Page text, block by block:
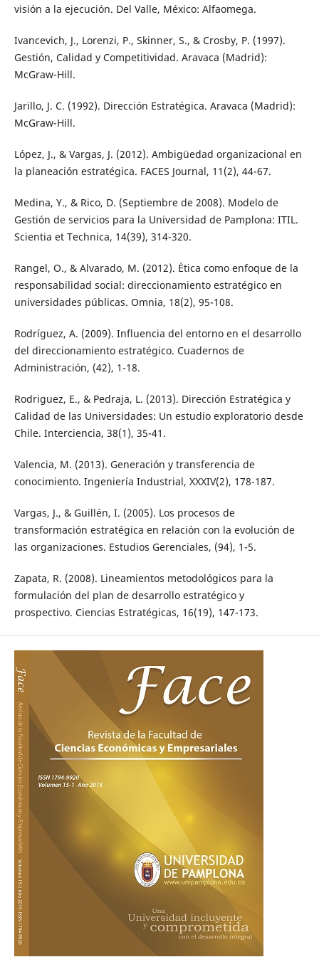
visión a la ejecución. Del Valle, México: Alfaomega.
Ivancevich, J., Lorenzi, P., Skinner, S., & Crosby, P. (1997).
Gestión, Calidad y Competitividad. Aravaca (Madrid):
McGraw-Hill.
Jarillo, J. C. (1992). Dirección Estratégica. Aravaca (Madrid):
McGraw-Hill.
López, J., & Vargas, J. (2012). Ambigüedad organizacional en
la planeación estratégica. FACES Journal, 11(2), 44-67.
Medina, Y., & Rico, D. (Septiembre de 2008). Modelo de
Gestión de servicios para la Universidad de Pamplona: ITIL.
Scientia et Technica, 14(39), 314-320.
Rangel, O., & Alvarado, M. (2012). Ética como enfoque de la
responsabilidad social: direccionamiento estratégico en
universidades públicas. Omnia, 18(2), 95-108.
Rodríguez, A. (2009). Influencia del entorno en el desarrollo
del direccionamiento estratégico. Cuadernos de
Administración, (42), 1-18.
Rodriguez, E., & Pedraja, L. (2013). Dirección Estratégica y
Calidad de las Universidades: Un estudio exploratorio desde
Chile. Interciencia, 38(1), 35-41.
Valencia, M. (2013). Generación y transferencia de
conocimiento. Ingeniería Industrial, XXXIV(2), 178-187.
Vargas, J., & Guillén, I. (2005). Los procesos de
transformación estratégica en relación con la evolución de
las organizaciones. Estudios Gerenciales, (94), 1-5.
Zapata, R. (2008). Lineamientos metodológicos para la
formulación del plan de desarrollo estratégico y
prospectivo. Ciencias Estratégicas, 16(19), 147-173.